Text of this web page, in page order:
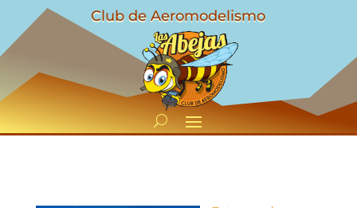
Club de Aeromodelismo